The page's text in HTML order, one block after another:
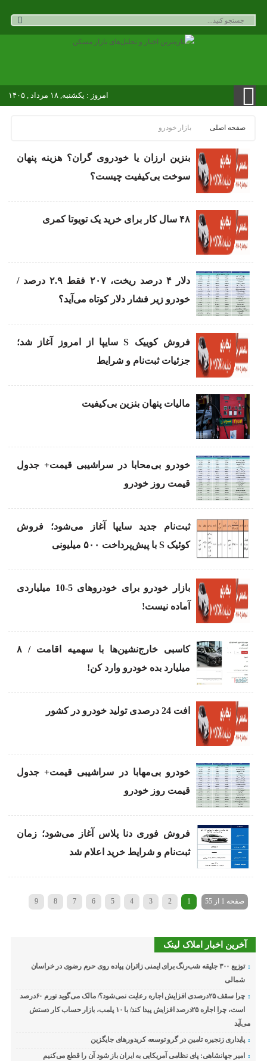
امروز : یکشنبه, ۱۸ مرداد , ۱۴۰۵
صفحه اصلی بازار خودرو
بنزین ارزان یا خودروی گران؟ هزینه پنهان
سوخت بی‌کیفیت چیست؟
۴۸ سال کار برای خرید یک تویوتا کمری
دلار ۴ درصد ریخت، ۲۰۷ فقط ۲.۹ درصد /
خودرو زیر فشار دلار کوتاه می‌آید؟
فروش کوییک S سایپا از امروز آغاز شد؛
جزئیات ثبت‌نام و شرایط
مالیات پنهان بنزین بی‌کیفیت
خودرو بی‌محابا در سراشیبی قیمت+ جدول
قیمت روز خودرو
ثبت‌نام جدید سایپا آغاز می‌شود؛ فروش
کوئیک S با پیش‌پرداخت ۵۰۰ میلیونی
بازار خودرو برای خودروهای 5-10 میلیاردی
آماده نیست!
کاسبی خارج‌نشین‌ها با سهمیه اقامت / ۸
میلیارد بده خودرو وارد کن!
افت 24 درصدی تولید خودرو در کشور
خودرو بی‌مهابا در سراشیبی قیمت+ جدول
قیمت روز خودرو
فروش فوری دنا پلاس آغاز می‌شود؛ زمان
ثبت‌نام و شرایط خرید اعلام شد
صفحه 1 از 55 1
2
3
4
5
6
7
8
9
آخرین اخبار املاک لینک
توزیع ۳۰۰ جلیقه شب‌رنگ برای ایمنی زائران پیاده روی حرم رضوی در خراسان
شمالی
چرا سقف ۲۵درصدی افزایش اجاره رعایت نمی‌شود؟/ مالک می‌گوید تورم ۶۰درصد
است، چرا اجاره ۲۵درصد افزایش پیدا کند/ با ۱۰ پلمب، بازار حساب کار دستش
می‌آید
پایداری زنجیره تامین در گرو توسعه کریدورهای جایگزین
امیر جهانشاهی: پای نظامی آمریکایی به ایران باز شود آن را قطع می‌کنیم